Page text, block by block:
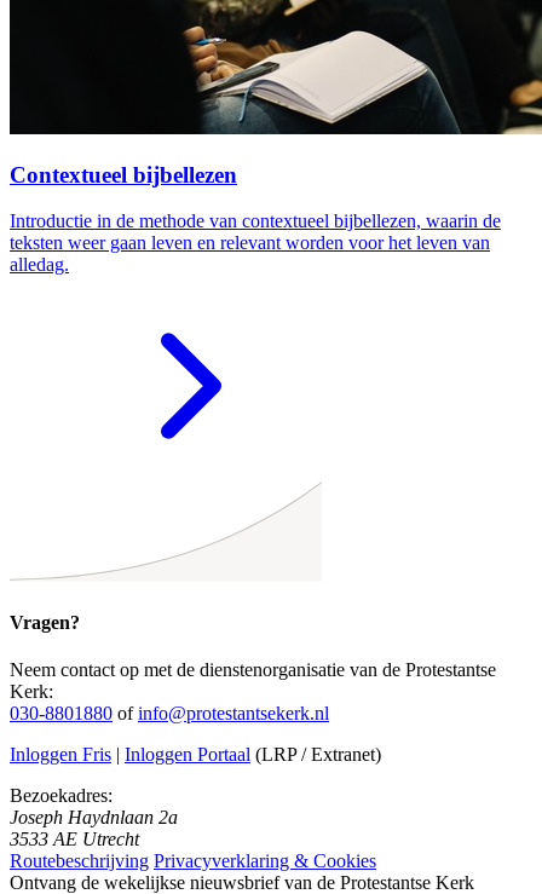
Contextueel bijbellezen
Introductie in de methode van contextueel bijbellezen, waarin de
teksten weer gaan leven en relevant worden voor het leven van
alledag.
Vragen?
Neem contact op met de dienstenorganisatie van de Protestantse
Kerk:
030-8801880 ofinfo@protestantsekerk.nl
Inloggen Fris | Inloggen Portaal (LRP / Extranet)
Bezoekadres:
Joseph Haydnlaan 2a
3533 AE Utrecht
Routebeschrijving Privacyverklaring & Cookies
Ontvang de wekelijkse nieuwsbrief van de Protestantse Kerk